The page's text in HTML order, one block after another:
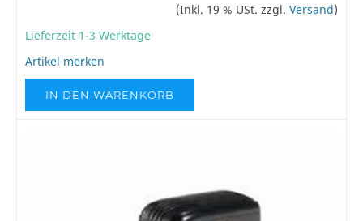
(Inkl. 19 % USt. zzgl. Versand)
Lieferzeit 1-3 Werktage
Artikel merken
IN DEN WARENKORB